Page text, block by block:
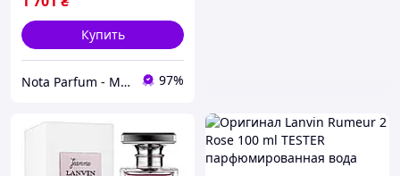
Купить
Nota Parfum - Магазин оригинальной парфюмерии оптом и в розницу 97%